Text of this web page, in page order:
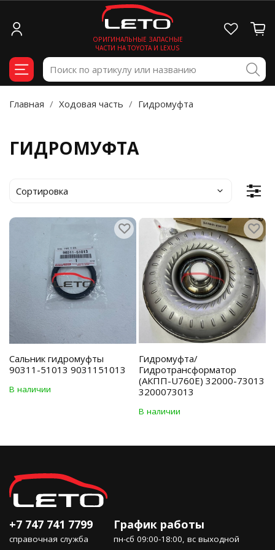
ОРИГИНАЛЬНЫЕ ЗАПАСНЫЕ
ЧАСТИ НА TOYOTA И LEXUS
Главная Ходовая часть Гидромуфта
ГИДРОМУФТА
Сальник гидромуфты
90311-51013 9031151013
В наличии
Гидромуфта/
Гидротрансформатор
(АКПП-U760E) 32000-73013
3200073013
В наличии
+7 747 741 7799
справочная служба
График работы
пн-сб 09:00-18:00, вс выходной